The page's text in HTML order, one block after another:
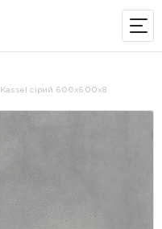
Kassel сірий 600x600x8